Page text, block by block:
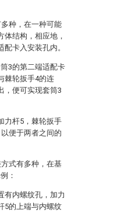
种，在一种可能
体结构，相应地，
卡入安装孔内。
3的第二端适配卡
棘轮扳手4的连
，便可实现套筒3
力杆5，棘轮扳手
便于两者之间的
式有多种，在基
：
有内螺纹孔，加力
5的上端与内螺纹